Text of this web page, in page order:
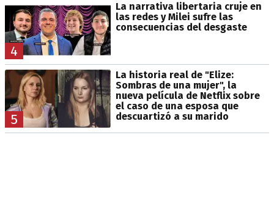
4
La narrativa libertaria cruje en
las redes y Milei sufre las
consecuencias del desgaste
5
La historia real de "Elize:
Sombras de una mujer", la
nueva película de Netflix sobre
el caso de una esposa que
descuartizó a su marido